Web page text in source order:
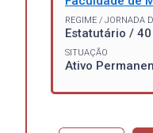
REGIME / JORNADA
Estatutário /
SITUAÇÃO
Ativo